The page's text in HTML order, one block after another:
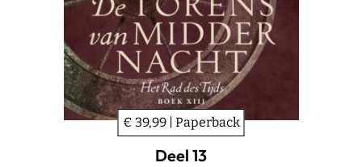
€ 39,99 | Paperback
Deel 13